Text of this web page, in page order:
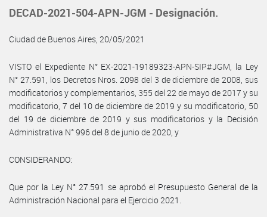
DECAD-2021-504-APN-JGM - Designación.
Ciudad de Buenos Aires, 20/05/2021
VISTO el Expediente N° EX-2021-19189323-APN-SIP#JGM, la Ley
N° 27.591, los Decretos Nros. 2098 del 3 de diciembre de 2008, sus
modificatorios y complementarios, 355 del 22 de mayo de 2017 y su
modificatorio, 7 del 10 de diciembre de 2019 y su modificatorio, 50
del 19 de diciembre de 2019 y sus modificatorios y la Decisión
Administrativa N° 996 del 8 de junio de 2020, y
CONSIDERANDO:
Que por la Ley N° 27.591 se aprobó el Presupuesto General de la
Administración Nacional para el Ejercicio 2021.